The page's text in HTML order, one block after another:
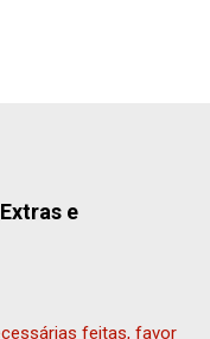
e
feitas, favor